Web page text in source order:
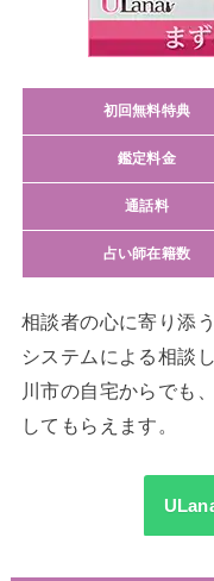
初回無料特典
鑑定料金
通話料
占い師在籍数
相談者の心に寄り添
システムによる相談
川市の自宅からでも
してもらえます。